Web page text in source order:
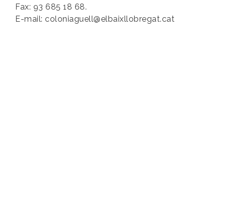
Fax: 93 685 18 68.
E-mail: coloniaguell@elbaixllobregat.cat